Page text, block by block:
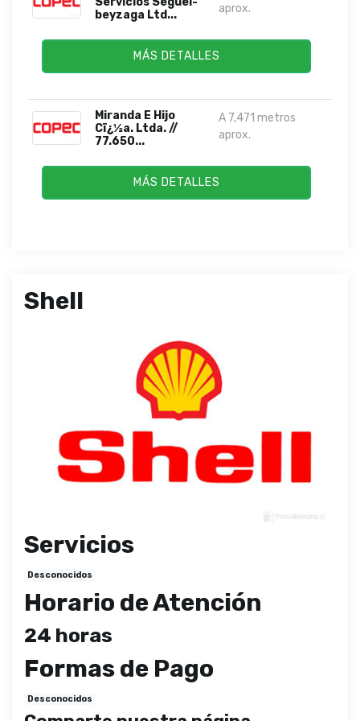
beyzaga Ltd...
aprox.
MÁS DETALLES
Miranda E Hijo
Cï¿½a. Ltda. //
77.650...
A 7,471 metros
aprox.
MÁS DETALLES
Shell
Servicios
Desconocidos
Horario de Atención
24 horas
Formas de Pago
Desconocidos